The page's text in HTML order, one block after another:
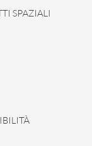
SPAZIALI